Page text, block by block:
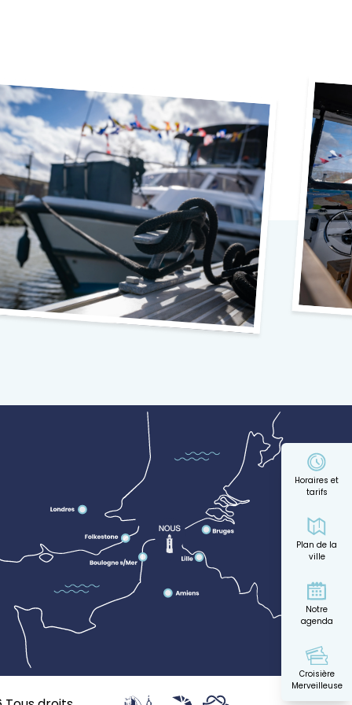
Horaires et
tarifs
Plan de la
ville
Notre
agenda
Croisière
Merveilleuse